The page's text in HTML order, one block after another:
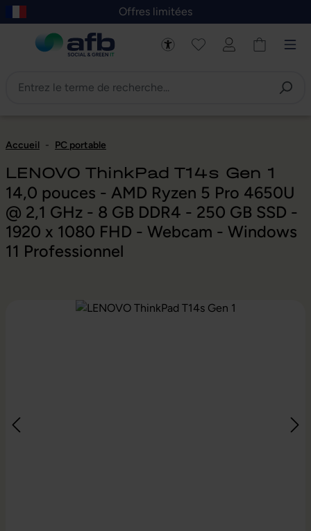
au contenu principal
Skip to B2B platform navigation
Offres limitées
Accueil - PC portable
LENOVO ThinkPad T14s Gen 1
14,0 pouces - AMD Ryzen 5 Pro 4650U
@ 2,1 GHz - 8 GB DDR4 - 250 GB SSD -
1920 x 1080 FHD - Webcam - Windows
11 Professionnel
Ignorer la galerie d'images